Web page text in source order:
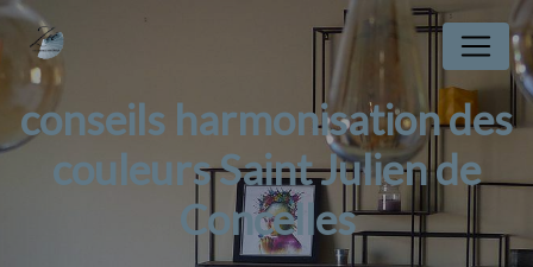
conseils harmonisation des
couleurs Saint Julien de
Concelles
Panneau de gestion des cookies